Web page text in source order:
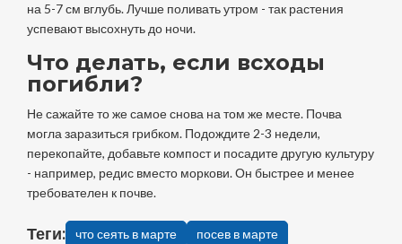
на 5-7 см вглубь. Лучше поливать утром - так растения
успевают высохнуть до ночи.
Что делать, если всходы
погибли?
Не сажайте то же самое снова на том же месте. Почва
могла заразиться грибком. Подождите 2-3 недели,
перекопайте, добавьте компост и посадите другую культуру
- например, редис вместо моркови. Он быстрее и менее
требователен к почве.
Теги: что сеять в марте посев в марте